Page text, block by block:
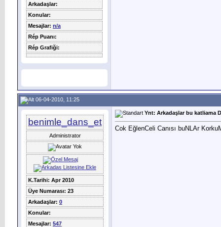
Arkadaşlar:
Konular:
Mesajlar: n/a
Rép Puanı:
Rép Grafiği:
06-04-2010, 11:25
benimle_dans_et
Administrator
K.Tarihi: Apr 2010
Üye Numarası: 23
Arkadaşlar: 0
Konular:
Mesajlar: 547
Ynt: Arkadaşlar bu katliama
Cok EğlenCeli Canısı buNLAr